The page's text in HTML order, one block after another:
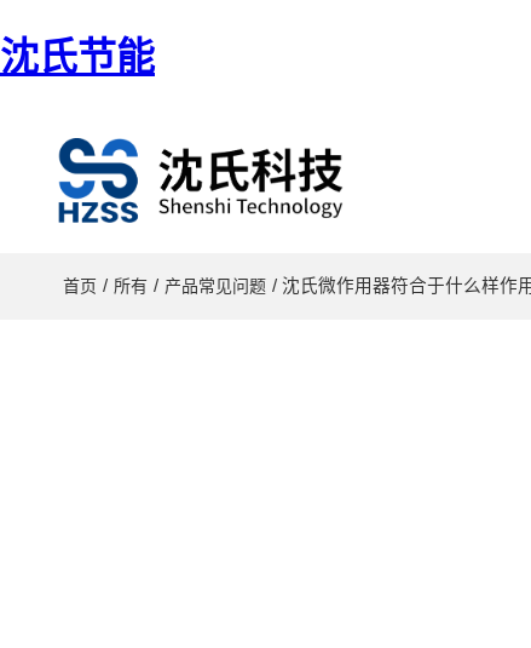
沈氏节能
首页 / 所有 / 产品常见问题 / 沈氏微作用器符合于什么样作用